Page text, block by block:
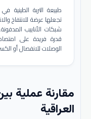
طبيعة التربة الطينية
تجعلها عرضة
قدرة فريدة على
الوصلات للانفصال أو
مقارنة عملية
العراقية